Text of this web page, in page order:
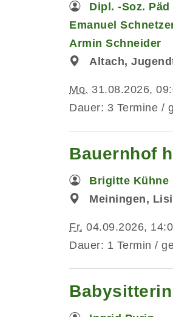
Dipl. -Soz.
Emanuel
Armin Schneider
Altach,
Mo. 31.08.2026,
Dauer: 3 Termine /
Bauernhof
Brigitte Kühne
Meiningen,
Fr. 04.09.2026,
Dauer: 1 Termin /